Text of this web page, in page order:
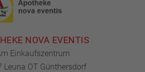
NOVA EVENTIS
Einkaufszentrum
Leuna OT Günthersdorf